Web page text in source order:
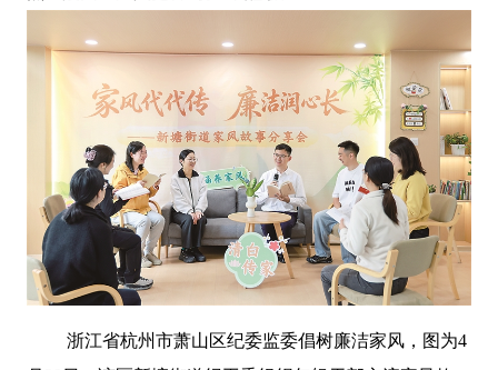
浙江省杭州市萧山区纪委监委倡树廉洁家风，图为4